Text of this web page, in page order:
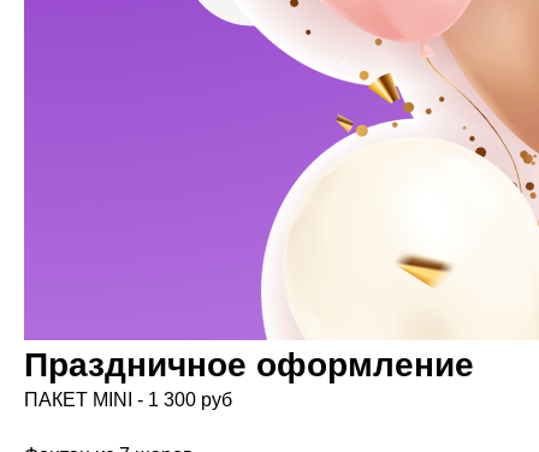
Праздничное оформление
ПАКЕТ MINI - 1 300 руб